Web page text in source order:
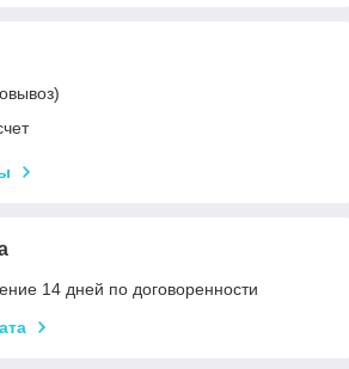
14 дней по договоренности